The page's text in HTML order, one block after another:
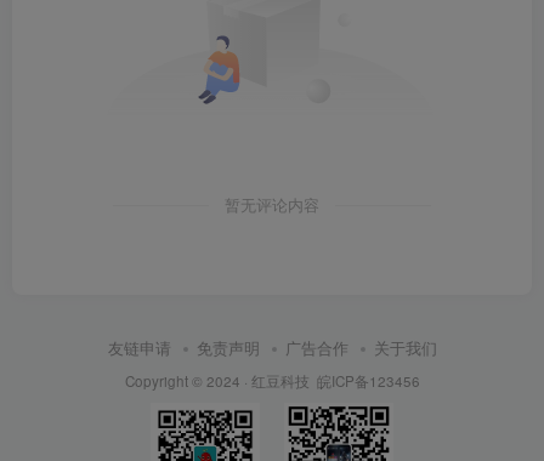
暂无评论内容
友链申请 免责声明 广告合作 关于我们
Copyright © 2024 · 红豆科技 皖ICP备123456